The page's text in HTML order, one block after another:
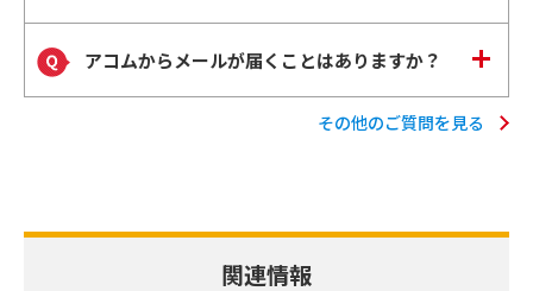
アコムからメールが届くことはありますか？
その他のご質問を見る
関連情報